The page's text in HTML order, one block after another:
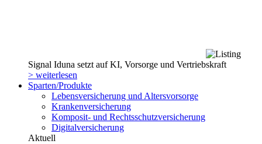
Signal Iduna setzt auf KI, Vorsorge und Vertriebskraft
> weiterlesen
Sparten/Produkte
Lebensversicherung und Altersvorsorge
Krankenversicherung
Komposit- und Rechtsschutzversicherung
Digitalversicherung
Aktuell